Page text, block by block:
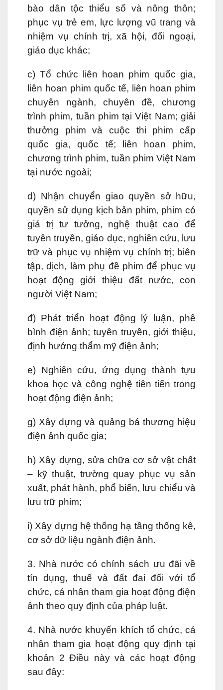
bào dân tộc thiểu số và nông thôn;
phục vụ trẻ em, lực lượng vũ trang và
nhiệm vụ chính trị, xã hội, đối ngoại,
giáo dục khác;
c) Tổ chức liên hoan phim quốc gia,
liên hoan phim quốc tế, liên hoan phim
chuyên ngành, chuyên đề, chương
trình phim, tuần phim tại Việt Nam; giải
thưởng phim và cuộc thi phim cấp
quốc gia, quốc tế; liên hoan phim,
chương trình phim, tuần phim Việt Nam
tại nước ngoài;
d) Nhận chuyển giao quyền sở hữu,
quyền sử dụng kịch bản phim, phim có
giá trị tư tưởng, nghệ thuật cao để
tuyên truyền, giáo dục, nghiên cứu, lưu
trữ và phục vụ nhiệm vụ chính trị; biên
tập, dịch, làm phụ đề phim để phục vụ
hoạt động giới thiệu đất nước, con
người Việt Nam;
đ) Phát triển hoạt động lý luận, phê
bình điện ảnh; tuyên truyền, giới thiệu,
định hướng thẩm mỹ điện ảnh;
e) Nghiên cứu, ứng dụng thành tựu
khoa học và công nghệ tiên tiến trong
hoạt động điện ảnh;
g) Xây dựng và quảng bá thương hiệu
điện ảnh quốc gia;
h) Xây dựng, sửa chữa cơ sở vật chất
– kỹ thuật, trường quay phục vụ sản
xuất, phát hành, phổ biến, lưu chiểu và
lưu trữ phim;
i) Xây dựng hệ thống hạ tầng thống kê,
cơ sở dữ liệu ngành điện ảnh.
3. Nhà nước có chính sách ưu đãi về
tín dụng, thuế và đất đai đối với tổ
chức, cá nhân tham gia hoạt động điện
ảnh theo quy định của pháp luật.
4. Nhà nước khuyến khích tổ chức, cá
nhân tham gia hoạt động quy định tại
khoản 2 Điều này và các hoạt động
sau đây: